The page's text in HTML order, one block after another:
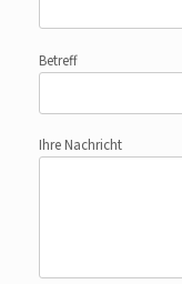
Betreff
Ihre Nachricht